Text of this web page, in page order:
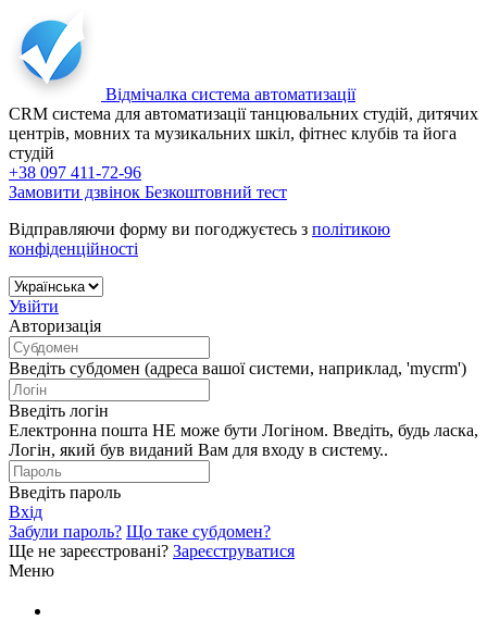
Відмічалка система автоматизації
CRM система для автоматизації танцювальних студій, дитячих
центрів, мовних та музикальних шкіл, фітнес клубів та йога
студій
+38 097 411-72-96
Замовити дзвінок Безкоштовний тест
Відправляючи форму ви погоджуєтесь з політикою
конфіденційності
Увійти
Авторизація
Введіть субдомен (адреса вашої системи, наприклад, 'mycrm')
Введіть логін
Електронна пошта НЕ може бути Логіном. Введіть, будь ласка,
Логін, який був виданий Вам для входу в систему..
Введіть пароль
Вхід
Забули пароль? Що таке субдомен?
Ще не зареєстровані? Зареєструватися
Меню